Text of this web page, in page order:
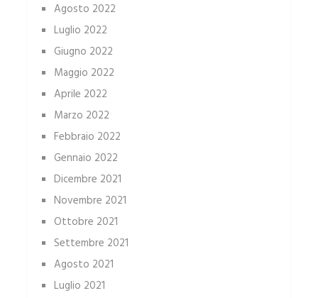
Agosto 2022
Luglio 2022
Giugno 2022
Maggio 2022
Aprile 2022
Marzo 2022
Febbraio 2022
Gennaio 2022
Dicembre 2021
Novembre 2021
Ottobre 2021
Settembre 2021
Agosto 2021
Luglio 2021